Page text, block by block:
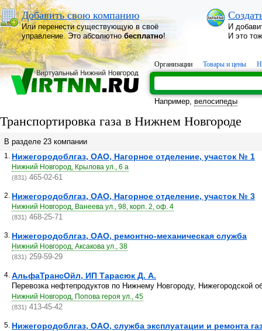
Добавить свою компанию
Или перенести существующую в своё
управление. Это абсолютнобесплатно!
И
И это
Организации Товары и цены
Например, велосипеды
Транспортировка газа в Нижнем Новгороде
В разделе 23 компании
1. Нижегородоблгаз, ОАО, Нагорное отделение, участок № 1
Нижний Новгород, Крылова ул., 6 а
(831) 465-02-61
2. Нижегородоблгаз, ОАО, Нагорное отделение, участок № 3
Нижний Новгород, Ванеева ул., 98, корп. 2, оф. 4
(831) 468-25-71
3. Нижегородоблгаз, ОАО, ремонтно-механическая служба
Нижний Новгород, Аксакова ул., 38
(831) 259-59-29
4. АльфаТрансОйл, ИП Тарасюк Д. А.
Перевозка нефтепродуктов по Нижнему Новгороду, Нижегородской
Нижний Новгород, Попова героя ул., 45
(831) 413-45-42
5. Нижегородоблгаз, ОАО, служба эксплуатации и ремонта